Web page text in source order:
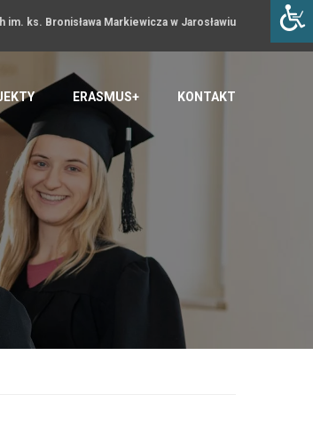
im. ks. Bronisława Markiewicza w Jarosławiu
ERASMUS+ KONTAKT